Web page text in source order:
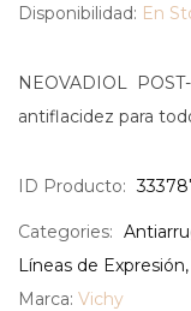
Disponibilidad: En
NEOVADIOL
antiflacidez para
ID Producto:
Categories:
Líneas de Expresión,
Marca: Vichy